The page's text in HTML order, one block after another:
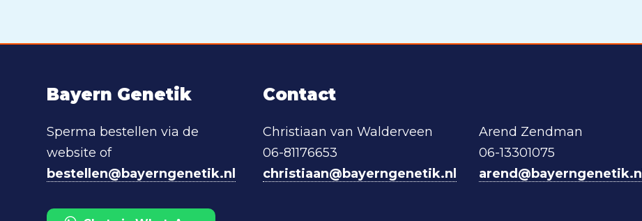
Bayern Genetik
Sperma bestellen via de
website of
bestellen@bayerngenetik.nl
Contact
Christiaan van Walderveen
06-81176653
christiaan@bayerngenetik.nl
Arend Zendman
06-13301075
arend@bayerngenetik.nl